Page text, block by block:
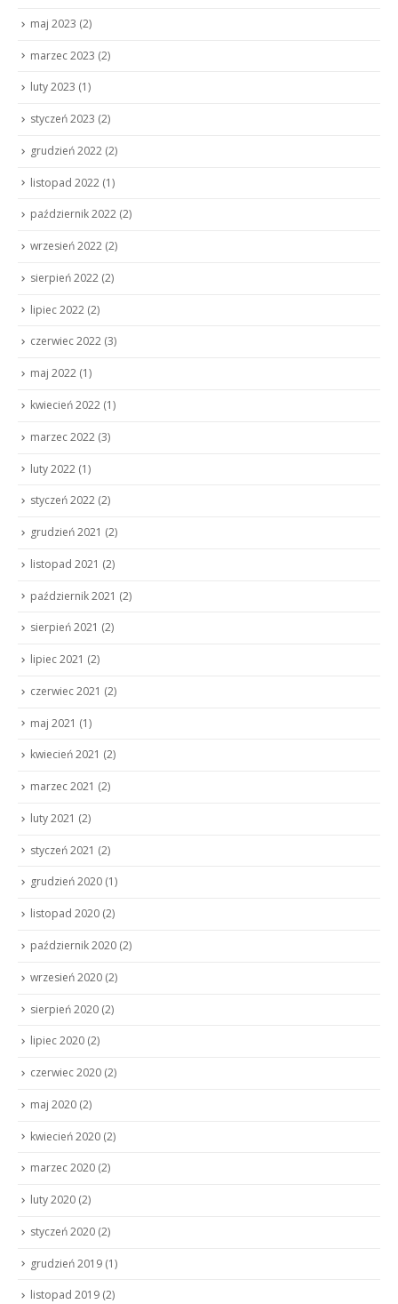
maj 2023 (2)
marzec 2023 (2)
luty 2023 (1)
styczeń 2023 (2)
grudzień 2022 (2)
listopad 2022 (1)
październik 2022 (2)
wrzesień 2022 (2)
sierpień 2022 (2)
lipiec 2022 (2)
czerwiec 2022 (3)
maj 2022 (1)
kwiecień 2022 (1)
marzec 2022 (3)
luty 2022 (1)
styczeń 2022 (2)
grudzień 2021 (2)
listopad 2021 (2)
październik 2021 (2)
sierpień 2021 (2)
lipiec 2021 (2)
czerwiec 2021 (2)
maj 2021 (1)
kwiecień 2021 (2)
marzec 2021 (2)
luty 2021 (2)
styczeń 2021 (2)
grudzień 2020 (1)
listopad 2020 (2)
październik 2020 (2)
wrzesień 2020 (2)
sierpień 2020 (2)
lipiec 2020 (2)
czerwiec 2020 (2)
maj 2020 (2)
kwiecień 2020 (2)
marzec 2020 (2)
luty 2020 (2)
styczeń 2020 (2)
grudzień 2019 (1)
listopad 2019 (2)